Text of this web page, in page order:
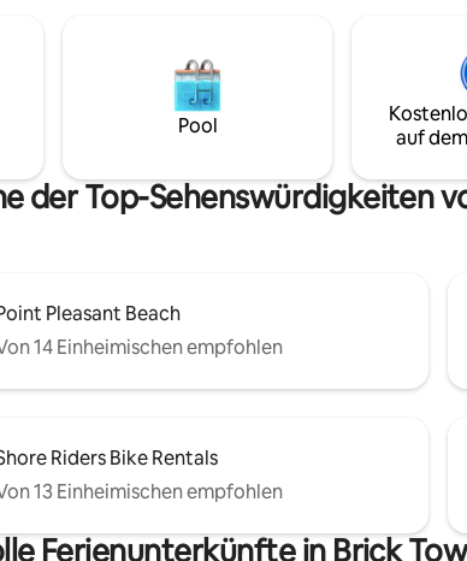
Pool
auf
der Top-Sehenswürdigkeiten
Pleasant Beach
14 Einheimischen empfohlen
Riders Bike Rentals
13 Einheimischen empfohlen
Ferienunterkünfte in Brick